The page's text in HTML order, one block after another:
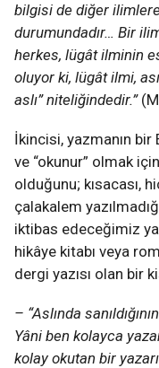
bilgisi de diğer
durumundadır… Bir
herkes, lügât ilminin
oluyor ki, lügât ilmi,
aslı” niteliğindedir.”
İkincisi, yazmanın bir
ve “okunur” olmak
olduğunu; kısacası,
çalakalem
iktibas edeceğimiz
hikâye kitabı veya
dergi yazısı olan bir
– “Aslında
Yâni ben kolayca
kolay okutan bir